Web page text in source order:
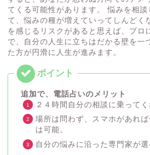
てくる可能性があります。 悩みを相談
て、悩みの種が増えていってしんどく
を感じるリスクがあると思えば、プロ
で、自分の人生に立ちはだかる壁を一
た方が円滑に人生が進みます。
追加で、電話占いのメリット
２４時間自分の相談に乗ってく
場所は問わず、スマホがあれ
は可能。
自分の悩みに沿った専門家が選